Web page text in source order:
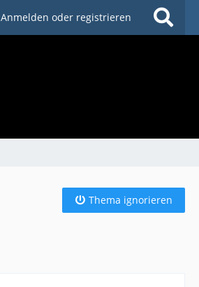
Anmelden oder registrieren
Thema ignorieren